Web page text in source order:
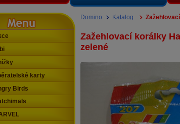
Domino Katalog
Zažehlovací korálky
zelené
Menu
karty
Birds